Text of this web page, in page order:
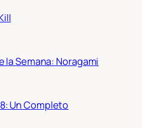
la Semana: Noragami
Un Completo